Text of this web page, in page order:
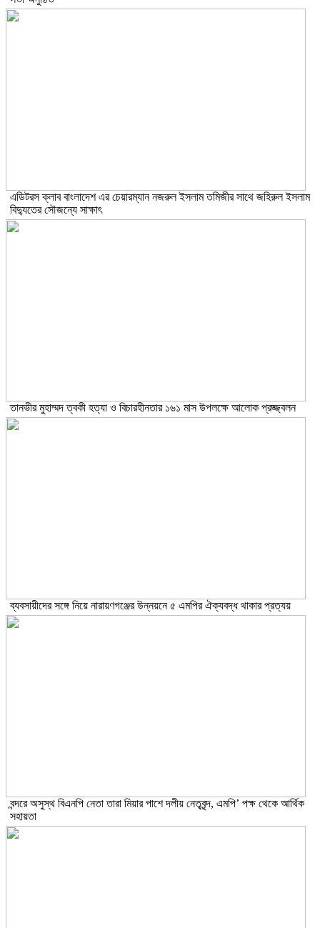
এডিটরস ক্লাব বাংলাদেশ এর চেয়ারম্যান নজরুল ইসলাম তমিজীর সাথে জহিরুল ইসলাম
বিদ্যুতের সৌজন্যে সাক্ষাৎ
তানভীর মুহাম্মদ ত্বকী হত্যা ও বিচারহীনতার ১৬১ মাস উপলক্ষে আলোক প্রজ্জ্বলন
ব্যবসায়ীদের সঙ্গে নিয়ে নারায়ণগঞ্জের উন্নয়নে ৫ এমপির ঐক্যবদ্ধ থাকার প্রত্যয়
বন্দরে অসুস্থ বিএনপি নেতা তারা মিয়ার পাশে দলীয় নেতৃবৃন্দ, এমপি’ পক্ষ থেকে আর্থিক
সহায়তা